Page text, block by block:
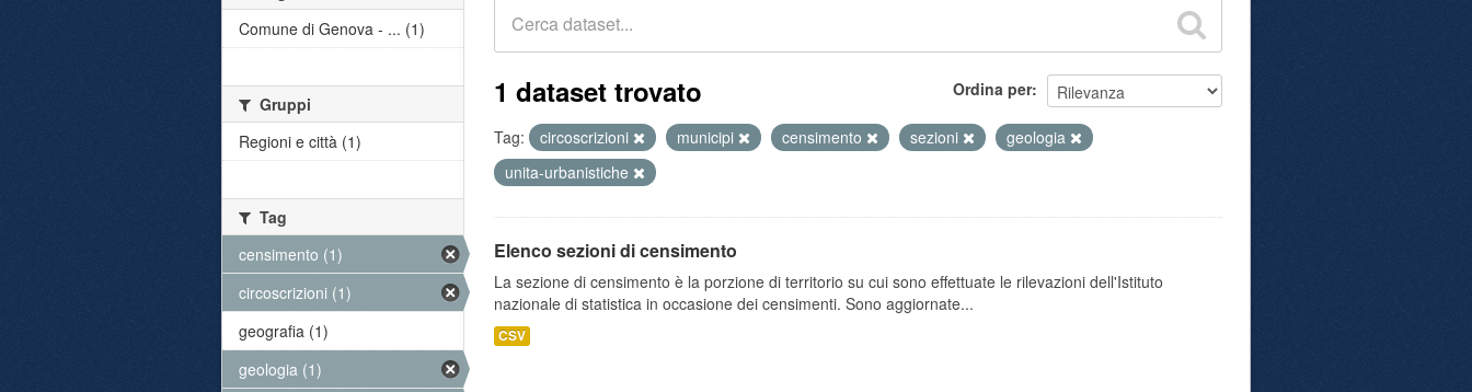
Ordina per
1 dataset trovato
Tag: circoscrizioni municipi censimento sezioni
geologia
unita-urbanistiche
Elenco sezioni di censimento
La sezione di censimento è la porzione di territorio su cui sono effettuate le rilevazioni dell'Istituto
nazionale di statistica in occasione dei censimenti. Sono aggiornate...
CSV
Comune di Genova - ... (1)
Gruppi
Regioni e città (1)
Tag
censimento (1)
circoscrizioni (1)
geografia (1)
geologia (1)